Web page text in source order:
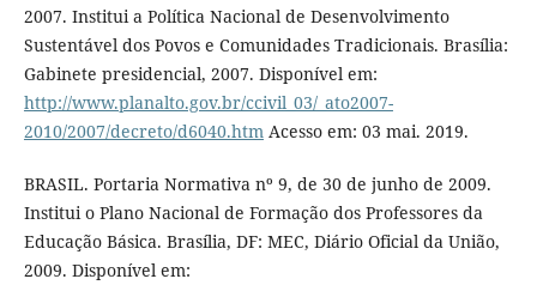
2007. Institui a Política Nacional de Desenvolvimento
Sustentável dos Povos e Comunidades Tradicionais. Brasília:
Gabinete presidencial, 2007. Disponível em:
http://www.planalto.gov.br/ccivil_03/_ato2007-
2010/2007/decreto/d6040.htmAcesso em: 03 mai. 2019.
BRASIL. Portaria Normativa nº 9, de 30 de junho de 2009.
Institui o Plano Nacional de Formação dos Professores da
Educação Básica. Brasília, DF: MEC, Diário Oficial da União,
2009. Disponível em: